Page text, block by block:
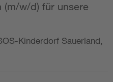
(m/w/d) für unsere
Kinderdorf Sauerland,